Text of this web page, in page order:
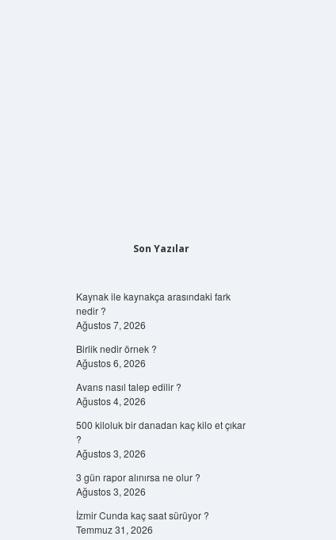
Son Yazılar
Kaynak ile kaynakça arasındaki fark
nedir ?
Ağustos 7, 2026
Birlik nedir örnek ?
Ağustos 6, 2026
Avans nasıl talep edilir ?
Ağustos 4, 2026
500 kiloluk bir danadan kaç kilo et çıkar
?
Ağustos 3, 2026
3 gün rapor alınırsa ne olur ?
Ağustos 3, 2026
İzmir Cunda kaç saat sürüyor ?
Temmuz 31, 2026